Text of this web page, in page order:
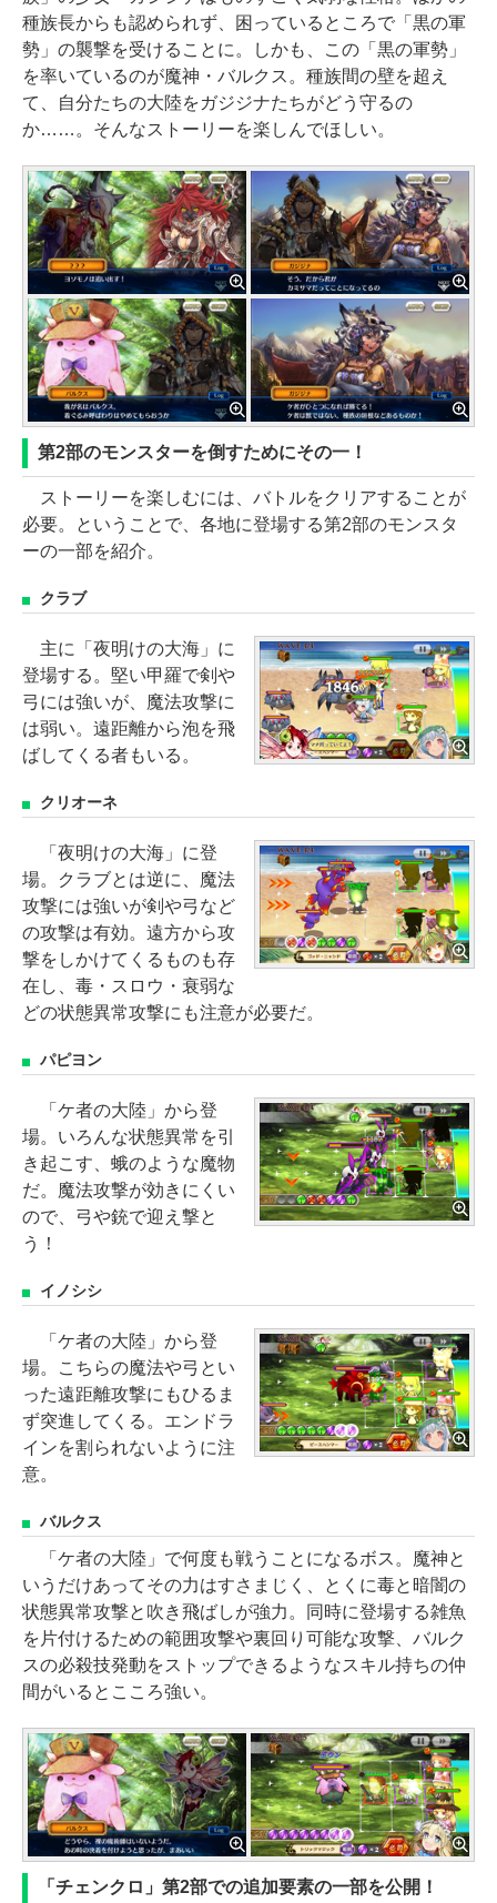
種族長からも認められず、困っているところで「黒の軍
勢」の襲撃を受けることに。しかも、この「黒の軍勢」
を率いているのが魔神・バルクス。種族間の壁を超え
て、自分たちの大陸をガジジナたちがどう守るの
か……。そんなストーリーを楽しんでほしい。
第2部のモンスターを倒すためにその一！
ストーリーを楽しむには、バトルをクリアすることが
必要。ということで、各地に登場する第2部のモンスタ
ーの一部を紹介。
クラブ
主に「夜明けの大海」に
登場する。堅い甲羅で剣や
弓には強いが、魔法攻撃に
は弱い。遠距離から泡を飛
ばしてくる者もいる。
クリオーネ
「夜明けの大海」に登
場。クラブとは逆に、魔法
攻撃には強いが剣や弓など
の攻撃は有効。遠方から攻
撃をしかけてくるものも存
在し、毒・スロウ・衰弱な
どの状態異常攻撃にも注意が必要だ。
パピヨン
「ケ者の大陸」から登
場。いろんな状態異常を引
き起こす、蛾のような魔物
だ。魔法攻撃が効きにくい
ので、弓や銃で迎え撃と
う！
イノシシ
「ケ者の大陸」から登
場。こちらの魔法や弓とい
った遠距離攻撃にもひるま
ず突進してくる。エンドラ
インを割られないように注
意。
バルクス
「ケ者の大陸」で何度も戦うことになるボス。魔神と
いうだけあってその力はすさまじく、とくに毒と暗闇の
状態異常攻撃と吹き飛ばしが強力。同時に登場する雑魚
を片付けるための範囲攻撃や裏回り可能な攻撃、バルク
スの必殺技発動をストップできるようなスキル持ちの仲
間がいるとこころ強い。
「チェンクロ」第2部での追加要素の一部を公開！